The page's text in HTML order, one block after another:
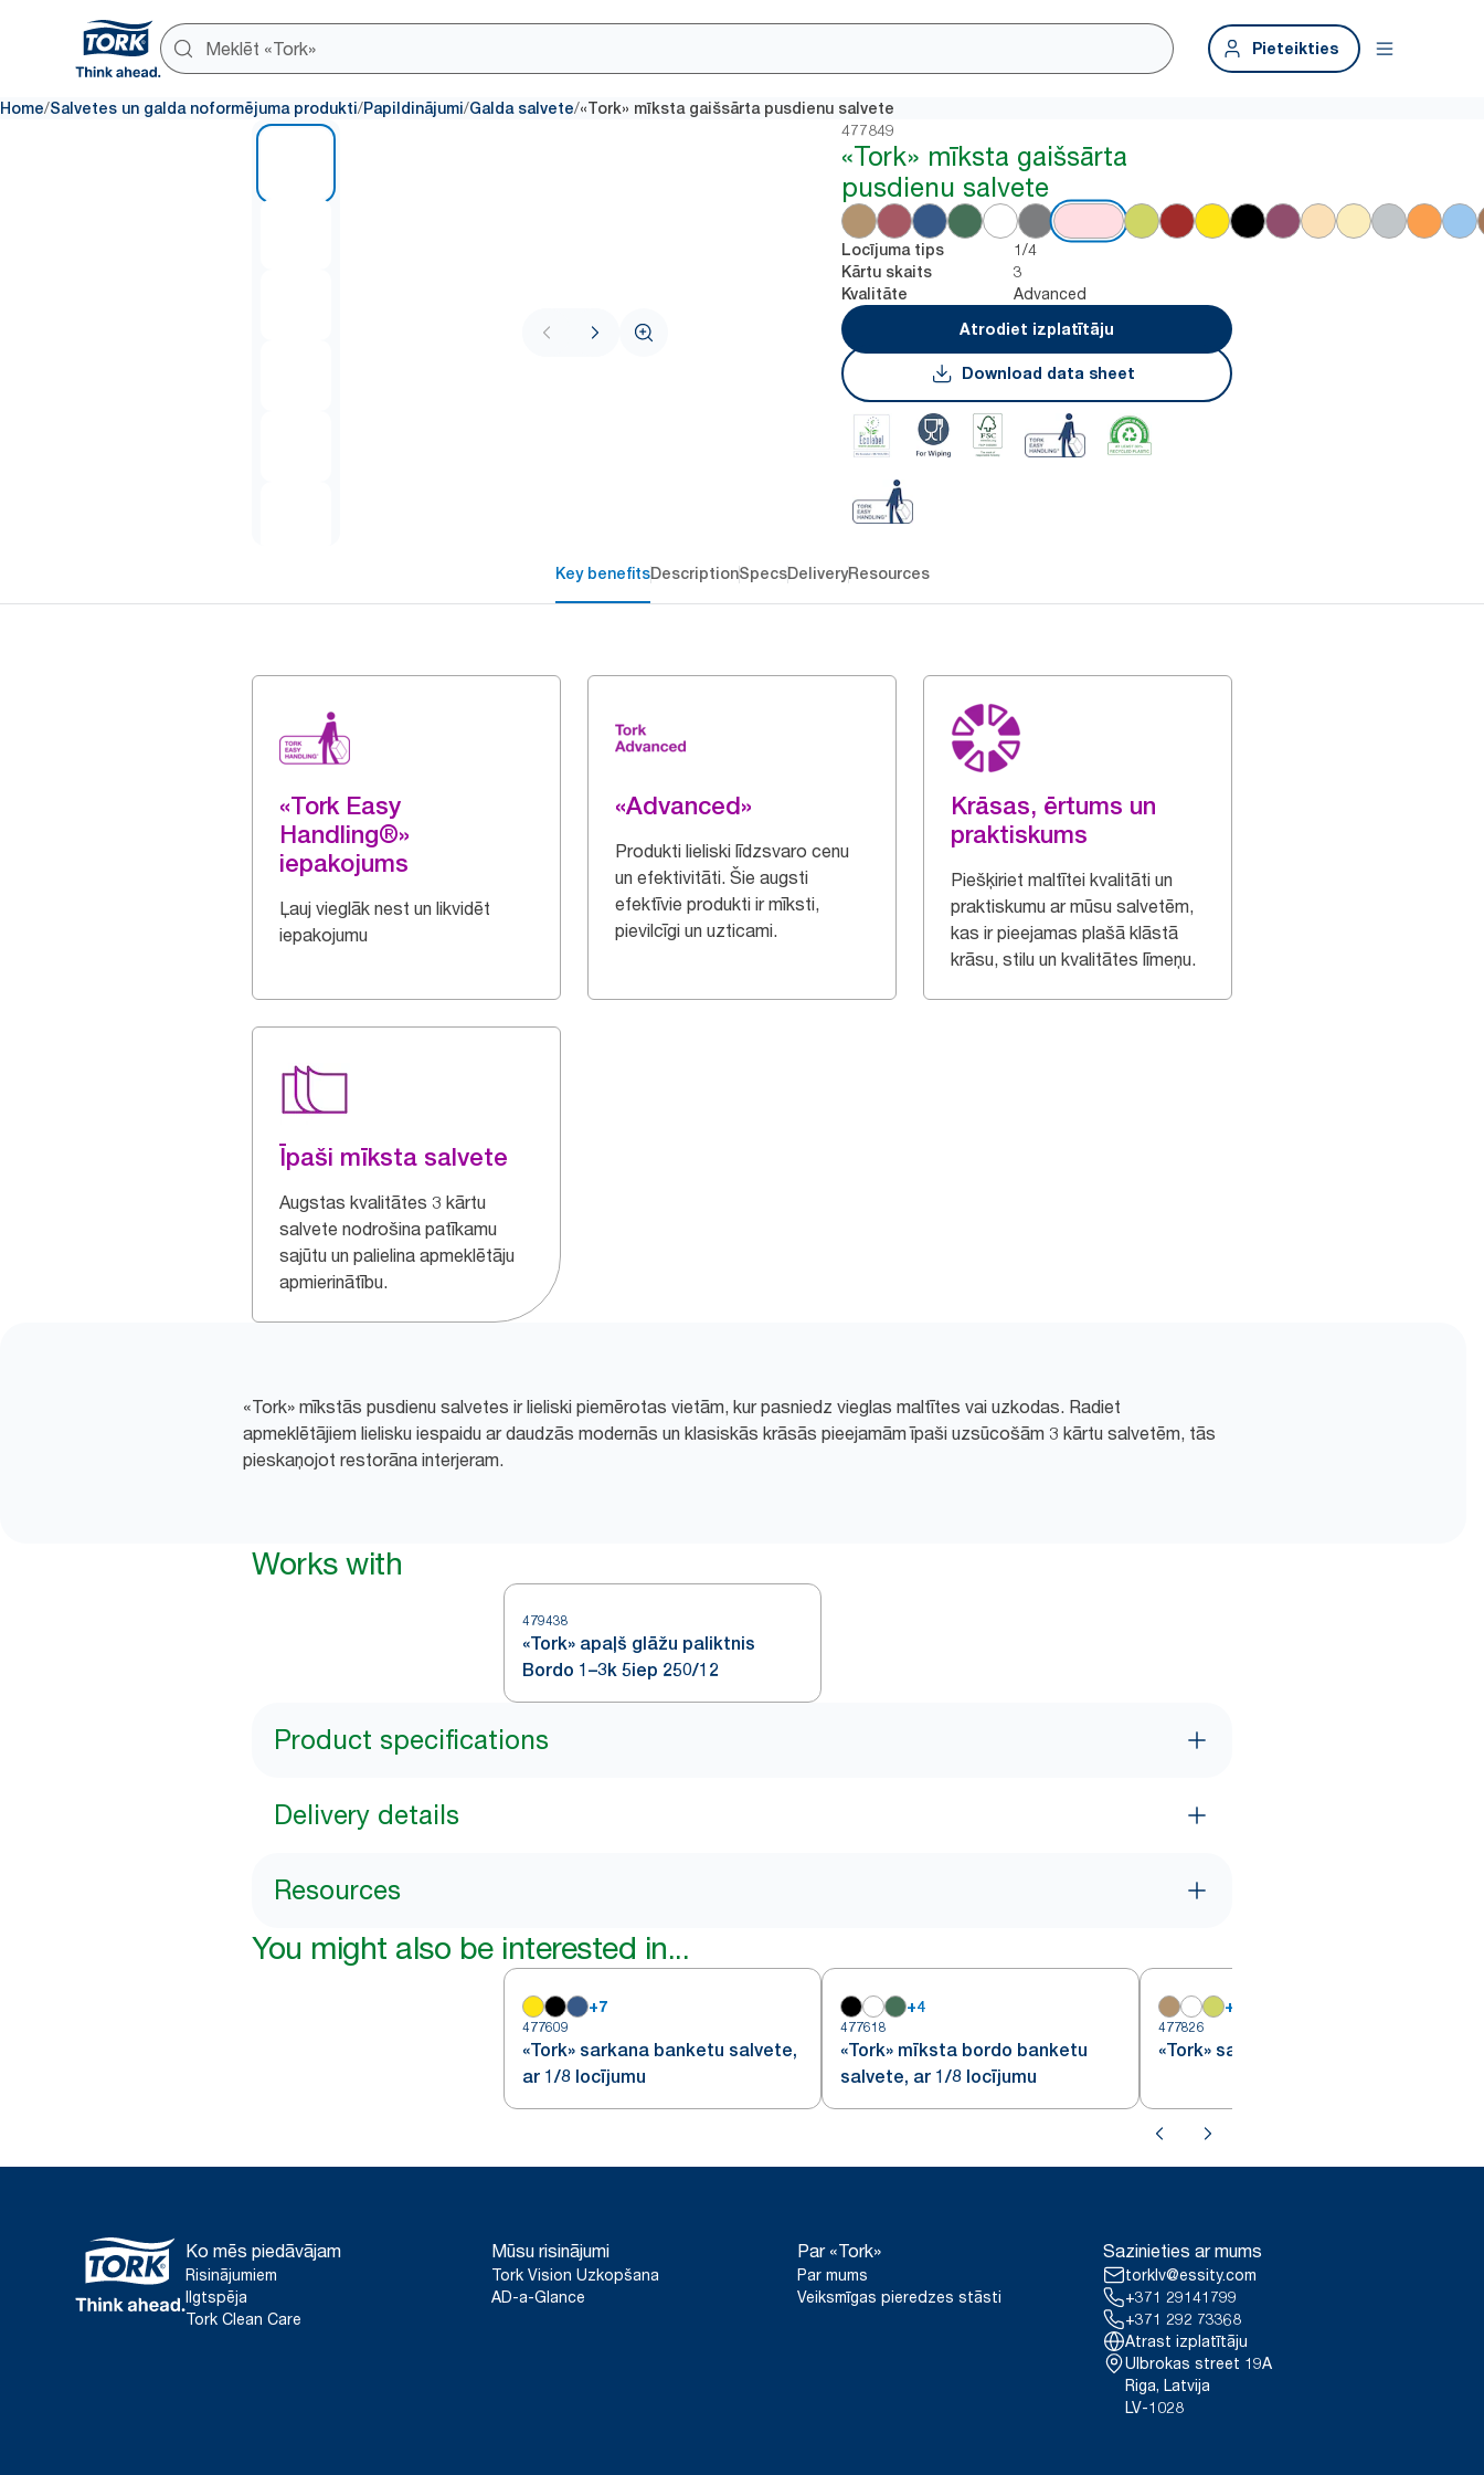
Pieteikties
Home/Salvetes un galda noformējuma produkti/Papildinājumi/Galda salvete/«Tork» mīksta gaišsārta pusdienu salvete
477849
«Tork» mīksta gaišsārta
pusdienu salvete
Locījuma tips 1/4
Kārtu skaits 3
Kvalitāte
Advanced
Atrodiet izplatītāju
Download data sheet
Key benefitsDescriptionSpecsDeliveryResources
«Tork Easy
Handling®»
iepakojums
Ļauj vieglāk nest un likvidēt
iepakojumu
«Advanced»
Produkti lieliski līdzsvaro cenu
un efektivitāti. Šie augsti
efektīvie produkti ir mīksti,
pievilcīgi un uzticami.
Krāsas, ērtums un
praktiskums
Piešķiriet maltītei kvalitāti un
praktiskumu ar mūsu salvetēm,
kas ir pieejamas plašā klāstā
krāsu, stilu un kvalitātes līmeņu.
Īpaši mīksta salvete
Augstas kvalitātes 3 kārtu
salvete nodrošina patīkamu
sajūtu un palielina apmeklētāju
apmierinātību.
«Tork» mīkstās pusdienu salvetes ir lieliski piemērotas vietām, kur pasniedz vieglas maltītes vai uzkodas. Radiet
apmeklētājiem lielisku iespaidu ar daudzās modernās un klasiskās krāsās pieejamām īpaši uzsūcošām 3 kārtu salvetēm, tās
pieskaņojot restorāna interjeram.
Works with
479438
«Tork» apaļš glāžu paliktnis
Bordo 1–3k 5iep 250/12
Product specifications
Delivery details
Resources
You might also be interested in...
+7
477609
«Tork» sarkana banketu salvete,
ar 1/8 locījumu
+4
477618
«Tork» mīksta bordo banketu
salvete, ar 1/8 locījumu
+
477826
«Tork» sarkana kokteiļu salvete
Ko mēs piedāvājam
Risinājumiem
Ilgtspēja
Tork Clean Care
Mūsu risinājumi
Tork Vision Uzkopšana
AD-a-Glance
Par «Tork»
Par mums
Veiksmīgas pieredzes stāsti
Sazinieties ar mums
torklv@essity.com
+371 29141799
+371 292 73368
Atrast izplatītāju
Ulbrokas street 19A
Riga, Latvija
LV-1028